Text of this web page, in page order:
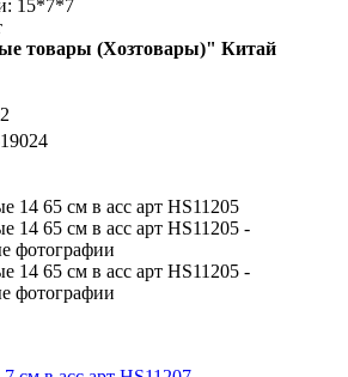
15*7*7
товары (Хозтовары)" Китай